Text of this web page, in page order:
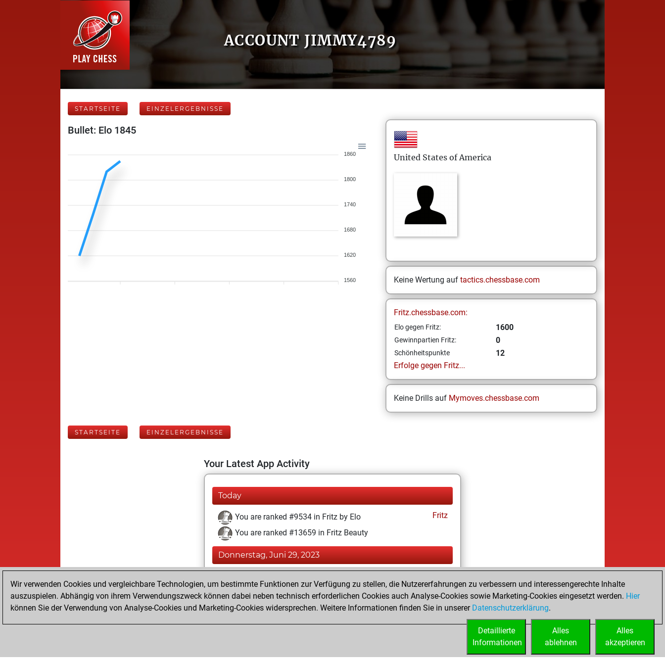
ACCOUNT JIMMY4789
STARTSEITE EINZELERGEBNISSE
Bullet: Elo 1845
1860
1800
1740
1680
1620
1560
United States of America
Keine Wertung auf tactics.chessbase.com
Fritz.chessbase.com:
Elo gegen Fritz: 1600
Gewinnpartien Fritz: 0
Schönheitspunkte
12
Erfolge gegen Fritz...
Keine Drills auf Mymoves.chessbase.com
STARTSEITE EINZELERGEBNISSE
Your Latest App Activity
Today
You are ranked #9534 in Fritz by Elo
Fritz
You are ranked #13659 in Fritz Beauty
Donnerstag, Juni 29, 2023
You played 3 bullet games
Play
You scored +3 =0 -0 in bullet
Wir verwenden Cookies und vergleichbare Technologien, um bestimmte Funktionen zur Verfügung zu stellen, die Nutzererfahrungen zu verbessern und interessengerechte Inhalte
auszuspielen. Abhängig von ihrem Verwendungszweck können dabei neben technisch erforderlichen Cookies auch Analyse-Cookies sowie Marketing-Cookies eingesetzt werden. Hier
können Sie der Verwendung von Analyse-Cookies und Marketing-Cookies widersprechen. Weitere Informationen finden Sie in unserer Datenschutzerklärung.
Alles
akzeptieren
Alles
ablehnen
Detaillierte
Informationen